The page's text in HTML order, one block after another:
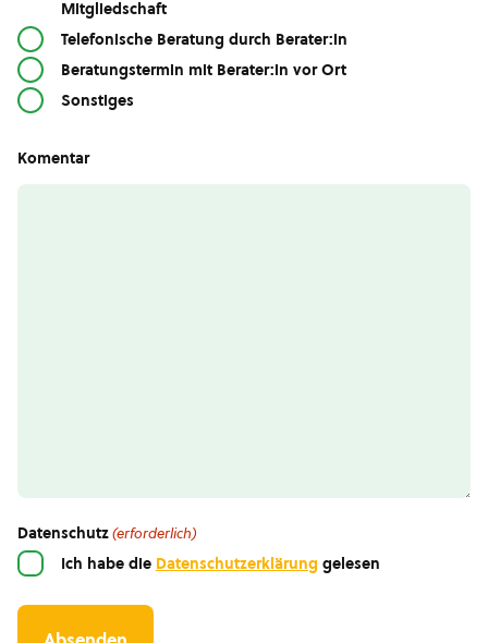
Mitgliedschaft
Telefonische Beratung durch Berater:in
Beratungstermin mit Berater:in vor Ort
Sonstiges
Komentar
Datenschutz(erforderlich)
Ich habe die Datenschutzerklärung gelesen